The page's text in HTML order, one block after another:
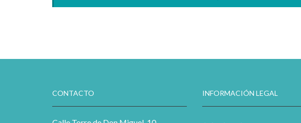
CONTACTO INFORMACIÓN LEGAL